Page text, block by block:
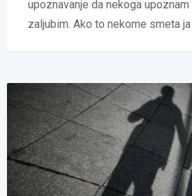
upoznavanje da nekoga
zaljubim. Ako to nekome smeta